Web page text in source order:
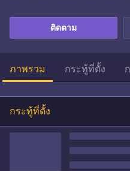
ติดตาม
ภาพรวม กระทู้ที่ตั้ง
กระทู้ที่ตั้ง